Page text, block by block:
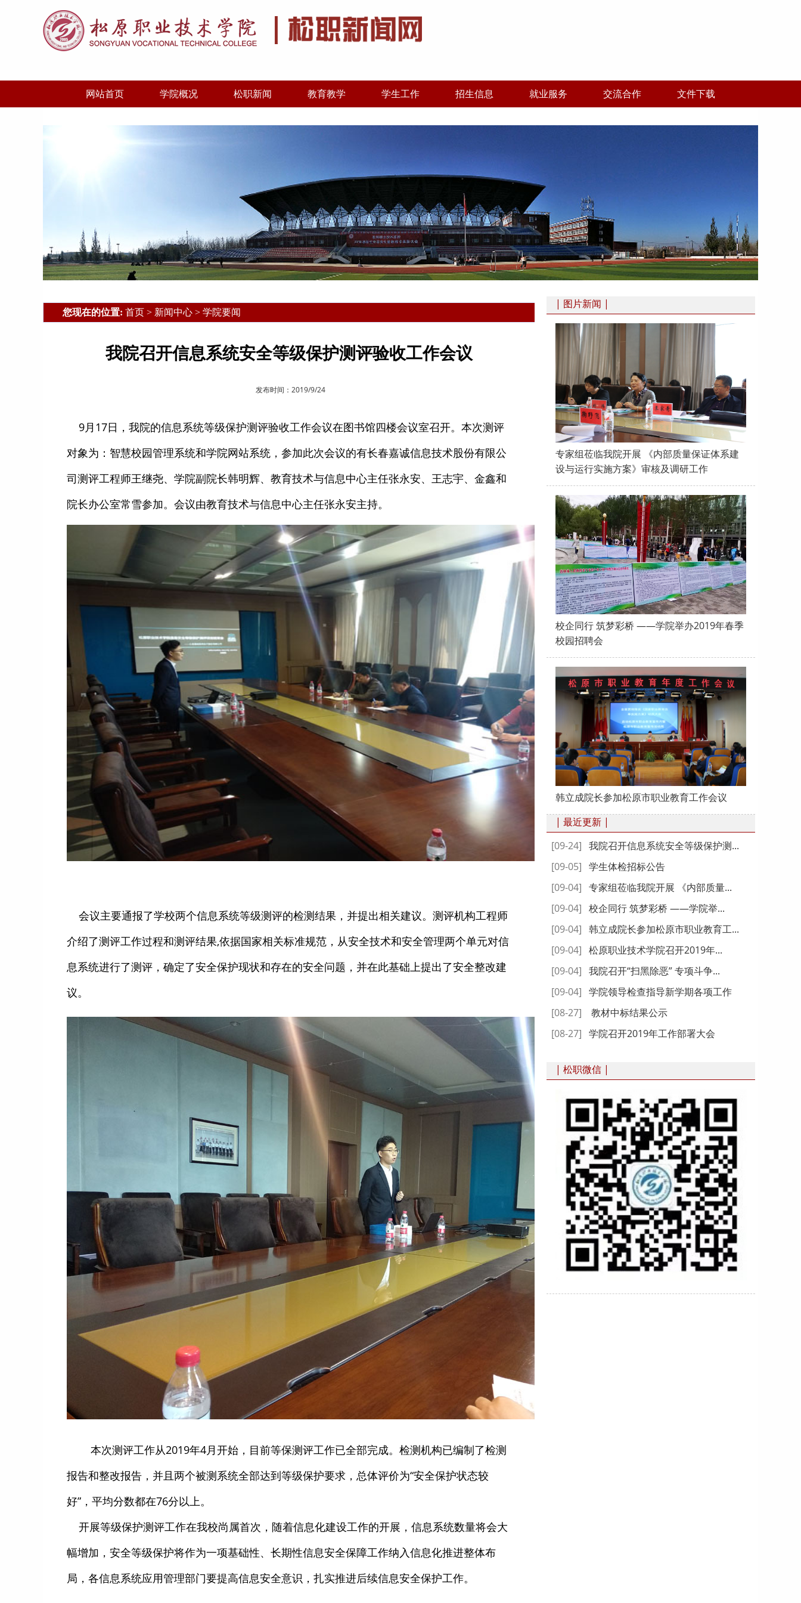
网站首页 学院概况 松职新闻 教育教学 学生工作 招生信息 就业服务 交流合作 文件下载
您现在的位置: 首页 > 新闻中心 > 学院要闻
我院召开信息系统安全等级保护测评验收工作会议
发布时间：2019/9/24
9月17日，我院的信息系统等级保护测评验收工作会议在图书馆四楼会议室召开。本次测评
对象为：智慧校园管理系统和学院网站系统，参加此次会议的有长春嘉诚信息技术股份有限公
司测评工程师王继尧、学院副院长韩明辉、教育技术与信息中心主任张永安、王志宇、金鑫和
院长办公室常雪参加。会议由教育技术与信息中心主任张永安主持。
会议主要通报了学校两个信息系统等级测评的检测结果，并提出相关建议。测评机构工程师
介绍了测评工作过程和测评结果,依据国家相关标准规范，从安全技术和安全管理两个单元对信
息系统进行了测评，确定了安全保护现状和存在的安全问题，并在此基础上提出了安全整改建
议。
本次测评工作从2019年4月开始，目前等保测评工作已全部完成。检测机构已编制了检测
报告和整改报告，并且两个被测系统全部达到等级保护要求，总体评价为“安全保护状态较
好”，平均分数都在76分以上。
开展等级保护测评工作在我校尚属首次，随着信息化建设工作的开展，信息系统数量将会大
幅增加，安全等级保护将作为一项基础性、长期性信息安全保障工作纳入信息化推进整体布
局，各信息系统应用管理部门要提高信息安全意识，扎实推进后续信息安全保护工作。
| 图片新闻 |
专家组莅临我院开展 《内部质量保证体系建
设与运行实施方案》审核及调研工作
校企同行 筑梦彩桥 ——学院举办2019年春季
校园招聘会
韩立成院长参加松原市职业教育工作会议
| 最近更新 |
[09-24] 我院召开信息系统安全等级保护测...
[09-05] 学生体检招标公告
[09-04] 专家组莅临我院开展 《内部质量...
[09-04] 校企同行 筑梦彩桥 ——学院举...
[09-04] 韩立成院长参加松原市职业教育工...
[09-04] 松原职业技术学院召开2019年...
[09-04] 我院召开“扫黑除恶” 专项斗争...
[09-04] 学院领导检查指导新学期各项工作
[08-27]
教材中标结果公示
[08-27] 学院召开2019年工作部署大会
| 松职微信 |